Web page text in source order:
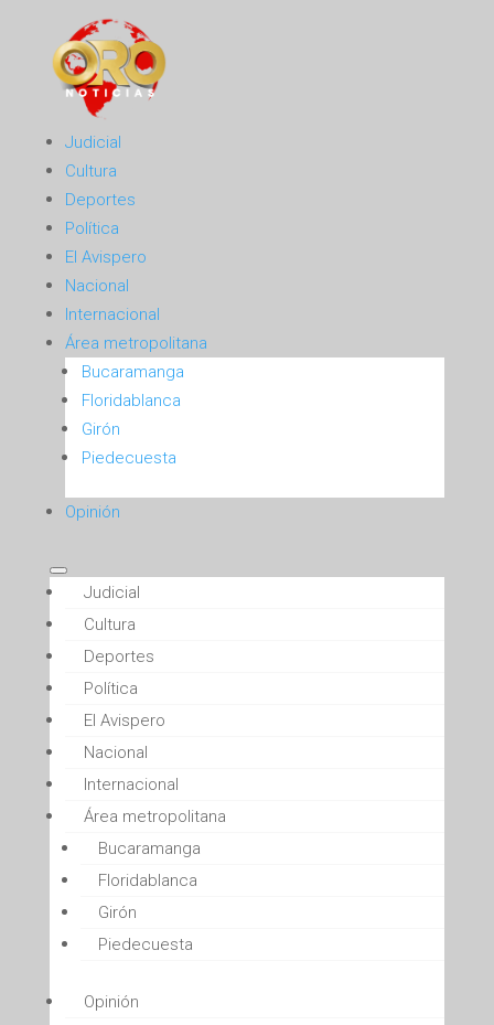
Judicial
Cultura
Deportes
Política
El Avispero
Nacional
Internacional
Área metropolitana
Bucaramanga
Floridablanca
Girón
Piedecuesta
Opinión
Judicial
Cultura
Deportes
Política
El Avispero
Nacional
Internacional
Área metropolitana
Bucaramanga
Floridablanca
Girón
Piedecuesta
Opinión